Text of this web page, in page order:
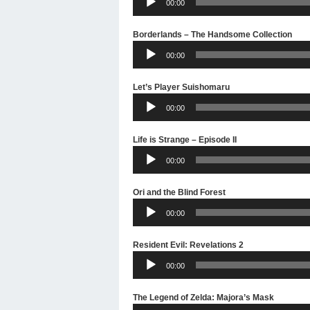
Player
00:00
Borderlands – The Handsome Collection
Audio-
Player
00:00
Let’s Player Suishomaru
Audio-
Player
00:00
Life is Strange – Episode II
Audio-
Player
00:00
Ori and the Blind Forest
Audio-
Player
00:00
Resident Evil: Revelations 2
Audio-
Player
00:00
The Legend of Zelda: Majora’s Mask